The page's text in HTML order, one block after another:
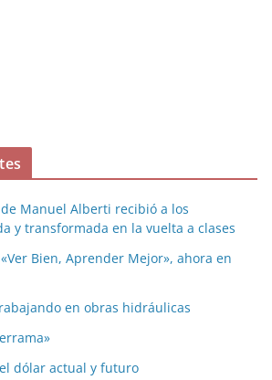
de Manuel Alberti recibió a los
y transformada en la vuelta a clases
Bien, Aprender Mejor», ahora en
en obras hidráulicas
dólar actual y futuro